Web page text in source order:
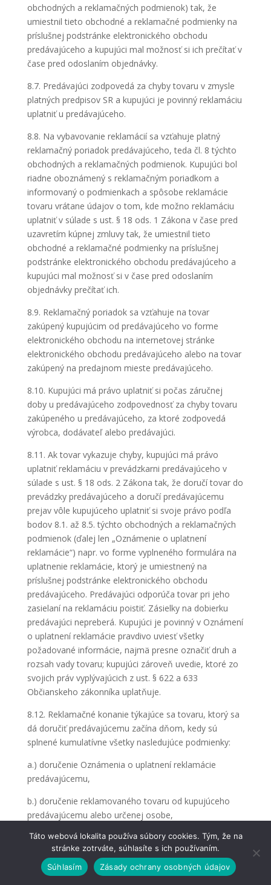
obchodných a reklamačných podmienok) tak, že
umiestnil tieto obchodné a reklamačné podmienky na
príslušnej podstránke elektronického obchodu
predávajúceho a kupujúci mal možnosť si ich prečítať v
čase pred odoslaním objednávky.
8.7. Predávajúci zodpovedá za chyby tovaru v zmysle
platných predpisov SR a kupujúci je povinný reklamáciu
uplatniť u predávajúceho.
8.8. Na vybavovanie reklamácií sa vzťahuje platný
reklamačný poriadok predávajúceho, teda čl. 8 týchto
obchodných a reklamačných podmienok. Kupujúci bol
riadne oboznámený s reklamačným poriadkom a
informovaný o podmienkach a spôsobe reklamácie
tovaru vrátane údajov o tom, kde možno reklamáciu
uplatniť v súlade s ust. § 18 ods. 1 Zákona v čase pred
uzavretím kúpnej zmluvy tak, že umiestnil tieto
obchodné a reklamačné podmienky na príslušnej
podstránke elektronického obchodu predávajúceho a
kupujúci mal možnosť si v čase pred odoslaním
objednávky prečítať ich.
8.9. Reklamačný poriadok sa vzťahuje na tovar
zakúpený kupujúcim od predávajúceho vo forme
elektronického obchodu na internetovej stránke
elektronického obchodu predávajúceho alebo na tovar
zakúpený na predajnom mieste predávajúceho.
8.10. Kupujúci má právo uplatniť si počas záručnej
doby u predávajúceho zodpovednosť za chyby tovaru
zakúpeného u predávajúceho, za ktoré zodpovedá
výrobca, dodávateľ alebo predávajúci.
8.11. Ak tovar vykazuje chyby, kupujúci má právo
uplatniť reklamáciu v prevádzkarni predávajúceho v
súlade s ust. § 18 ods. 2 Zákona tak, že doručí tovar do
prevádzky predávajúceho a doručí predávajúcemu
prejav vôle kupujúceho uplatniť si svoje právo podľa
bodov 8.1. až 8.5. týchto obchodných a reklamačných
podmienok (ďalej len „Oznámenie o uplatnení
reklamácie“) napr. vo forme vyplneného formulára na
uplatnenie reklamácie, ktorý je umiestnený na
príslušnej podstránke elektronického obchodu
predávajúceho. Predávajúci odporúča tovar pri jeho
zasielaní na reklamáciu poistiť. Zásielky na dobierku
predávajúci nepreberá. Kupujúci je povinný v Oznámení
o uplatnení reklamácie pravdivo uviesť všetky
požadované informácie, najmä presne označiť druh a
rozsah vady tovaru; kupujúci zároveň uvedie, ktoré zo
svojich práv vyplývajúcich z ust. § 622 a 633
Občianskeho zákonníka uplatňuje.
8.12. Reklamačné konanie týkajúce sa tovaru, ktorý sa
dá doručiť predávajúcemu začína dňom, kedy sú
splnené kumulatívne všetky nasledujúce podmienky:
a.) doručenie Oznámenia o uplatnení reklamácie
predávajúcemu,
b.) doručenie reklamovaného tovaru od kupujúceho
predávajúcemu alebo určenej osobe,
8.13. Predávajúci alebo určená osoba vydá
kupujúcemu potvrdenie o uplatnení reklamácie tovaru
vo vhodnej forme zvolenej predávajúcim, napr. vo
forme mailu alebo v písomnej podobe, v ktorom je
Táto webová lokalita používa súbory cookies. Tým, že na
stránke zotrváte, súhlasíte s ich používaním.
Súhlasím
Zásady ochrany osobných údajov